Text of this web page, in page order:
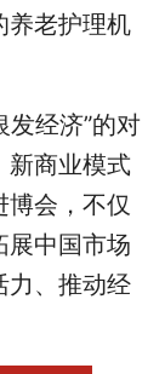
养老护理机
发经济”的对
新商业模式
会，不仅
展中国市场
力、推动经